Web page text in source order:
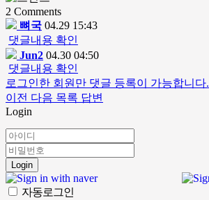
2 Comments
뼈국 04.29 15:43
댓글내용 확인
Jun2 04.30 04:50
댓글내용 확인
로그인한 회원만 댓글 등록이 가능합니다.
이전 다음 목록 답변
Login
Login
자동로그인